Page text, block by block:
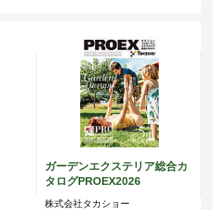
ガーデンエクステリア総合カ
タログPROEX2026
株式会社タカショー